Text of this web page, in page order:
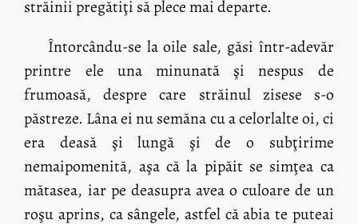
străinii pregătiţi să plece mai departe.
Întorcându-se la oile sale, găsi într-adevăr
printre ele una minunată şi nespus de
frumoasă, despre care străinul zisese s-o
păstreze. Lâna ei nu semăna cu a celorlalte oi, ci
era deasă şi lungă şi de o subţirime
nemaipomenită, aşa că la pipăit se simţea ca
mătasea, iar pe deasupra avea o culoare de un
roşu aprins, ca sângele, astfel că abia te puteai